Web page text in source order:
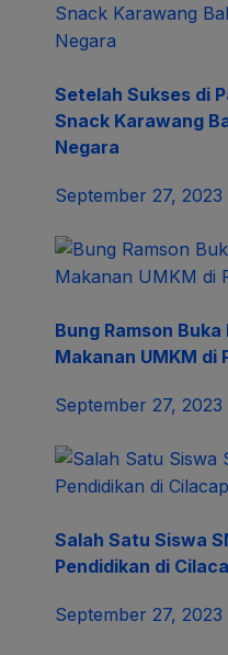
Setelah Sukses di
Snack Karawang
Negara
September 27, 2023
Bung Ramson
Makanan UMKM di
September 27, 2023
Salah Satu Siswa
Pendidikan di
September 27, 2023